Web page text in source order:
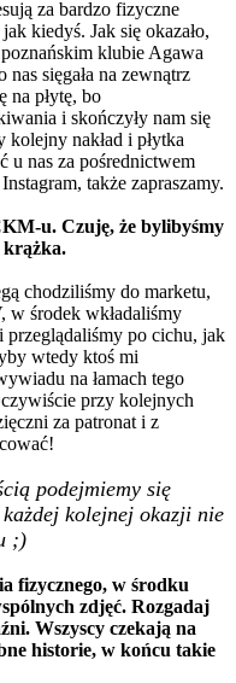
za bardzo fizyczne
kiedyś. Jak się okazało,
klubie Agawa
sięgała na zewnątrz
na płytę, bo
i skończyły nam się
nakład i płytka
u nas za pośrednictwem
także zapraszamy.
u. Czuję, że bylibyśmy
krążka.
chodziliśmy do marketu,
w środek wkładaliśmy
po cichu, jak
wtedy ktoś mi
na łamach tego
przy kolejnych
za patronat i z
podejmiemy się
kolejnej okazji nie
;)
fizycznego, w środku
zdjęć. Rozgadaj
Wszyscy czekają na
historie, w końcu takie